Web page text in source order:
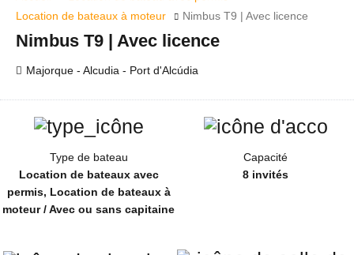
Location de bateaux à moteur
Nimbus T9 | Avec licence
Nimbus T9 | Avec licence
Majorque - Alcudia - Port d'Alcúdia
Type de bateau
Location de bateaux avec
permis, Location de bateaux à
moteur / Avec ou sans capitaine
Capacité
8 invités